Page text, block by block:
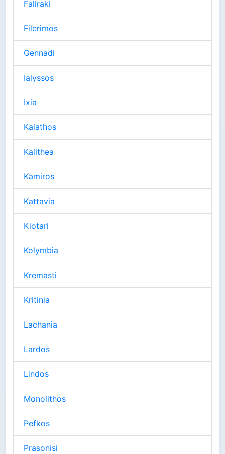
Faliraki
Filerimos
Gennadi
Ialyssos
Ixia
Kalathos
Kalithea
Kamiros
Kattavia
Kiotari
Kolymbia
Kremasti
Kritinia
Lachania
Lardos
Lindos
Monolithos
Pefkos
Prasonisi